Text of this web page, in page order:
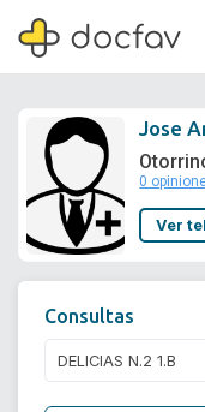
Jose
0
Ver
Consultas